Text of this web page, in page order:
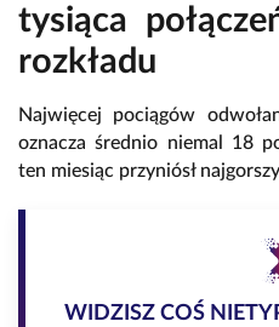
tysiąca
rozkładu
Najwięcej pociągów
oznacza średnio niemal 18
ten miesiąc przyniósł
WIDZISZ COŚ